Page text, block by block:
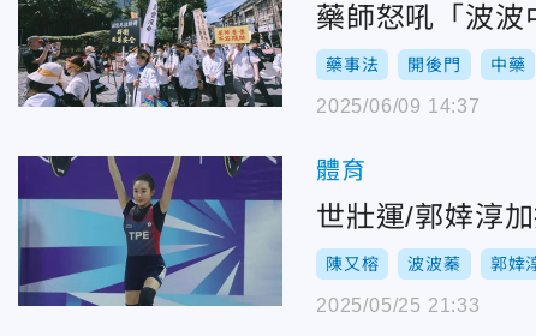
藥師怒吼「波
藥事法 開後門 中藥
2025/06/09 14:37
體育
世壯運/郭婞淳
陳又榕 波波蓁 郭婞
2025/05/25 21:33